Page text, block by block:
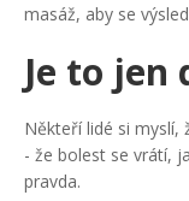
masáž, aby se
Je to jen
Někteří lidé si myslí,
- že bolest se vrátí,
pravda.